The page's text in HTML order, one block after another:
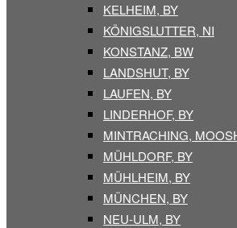
KELHEIM, BY
KÖNIGSLUTTER, NI
KONSTANZ, BW
LANDSHUT, BY
LAUFEN, BY
LINDERHOF, BY
MINTRACHING,
MÜHLDORF, BY
MÜHLHEIM, BY
MÜNCHEN, BY
NEU-ULM, BY